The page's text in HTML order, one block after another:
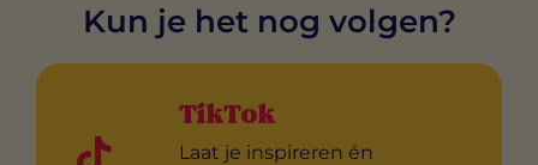
Kun je het nog volgen?
TikTok
Laat je inspireren én